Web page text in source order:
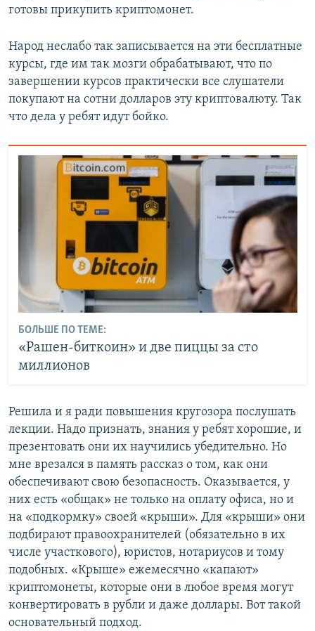
готовы прикупить криптомонет.
Народ неслабо так записывается на эти бесплатные
курсы, где им так мозги обрабатывают, что по
завершении курсов практически все слушатели
покупают на сотни долларов эту криптовалюту. Так
что дела у ребят идут бойко.
БОЛЬШЕ ПО ТЕМЕ:
«Рашен-биткоин» и две пиццы за сто
миллионов
Решила и я ради повышения кругозора послушать
лекции. Надо признать, знания у ребят хорошие, и
презентовать они их научились убедительно. Но
мне врезался в память рассказ о том, как они
обеспечивают свою безопасность. Оказывается, у
них есть «общак» не только на оплату офиса, но и
на «подкормку» своей «крыши». Для «крыши» они
подбирают правоохранителей (обязательно в их
числе участкового), юристов, нотариусов и тому
подобных. «Крыше» ежемесячно «капают»
криптомонеты, которые они в любое время могут
конвертировать в рубли и даже доллары. Вот такой
основательный подход.